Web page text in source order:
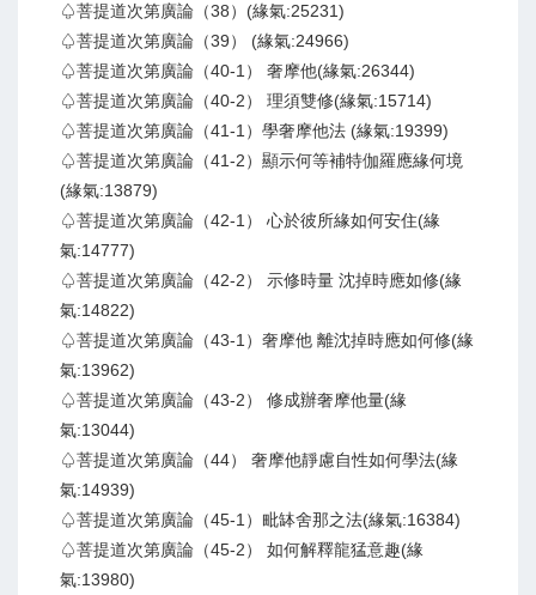
♤菩提道次第廣論（38）(緣氣:25231)
♤菩提道次第廣論（39） (緣氣:24966)
♤菩提道次第廣論（40-1） 奢摩他(緣氣:26344)
♤菩提道次第廣論（40-2） 理須雙修(緣氣:15714)
♤菩提道次第廣論（41-1）學奢摩他法 (緣氣:19399)
♤菩提道次第廣論（41-2）顯示何等補特伽羅應緣何境
(緣氣:13879)
♤菩提道次第廣論（42-1） 心於彼所緣如何安住(緣
氣:14777)
♤菩提道次第廣論（42-2） 示修時量 沈掉時應如修(緣
氣:14822)
♤菩提道次第廣論（43-1）奢摩他 離沈掉時應如何修(緣
氣:13962)
♤菩提道次第廣論（43-2） 修成辦奢摩他量(緣
氣:13044)
♤菩提道次第廣論（44） 奢摩他靜慮自性如何學法(緣
氣:14939)
♤菩提道次第廣論（45-1）毗缽舍那之法(緣氣:16384)
♤菩提道次第廣論（45-2） 如何解釋龍猛意趣(緣
氣:13980)